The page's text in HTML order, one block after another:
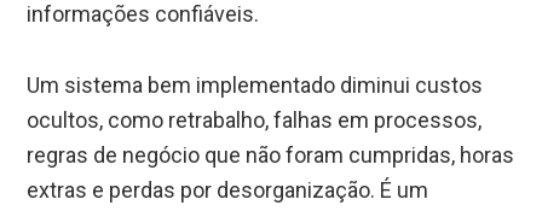
informações confiáveis.
Um sistema bem implementado diminui custos
ocultos, como retrabalho, falhas em processos,
regras de negócio que não foram cumpridas, horas
extras e perdas por desorganização. É um